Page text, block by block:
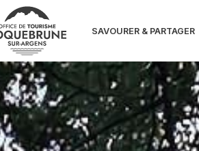
SAVOURER & PARTAGER